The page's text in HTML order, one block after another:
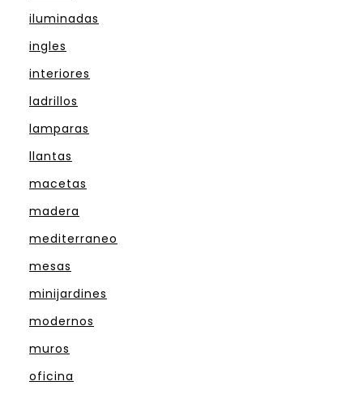
iluminadas
ingles
interiores
ladrillos
lamparas
llantas
macetas
madera
mediterraneo
mesas
minijardines
modernos
muros
oficina